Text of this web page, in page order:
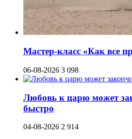
Мастер-класс «Как все
06-08-2026 3 098
Любовь к царю может
быстро
04-08-2026 2 914